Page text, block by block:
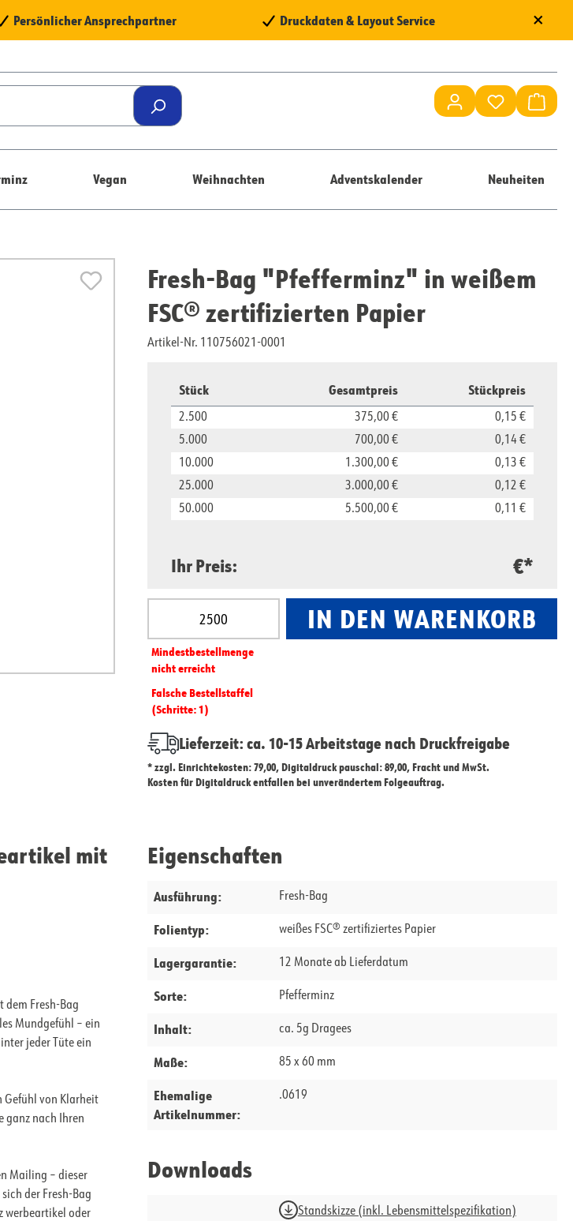
Persönlicher Ansprechpartner Druckdaten & Layout Service ×
Du hast 0
Vegan Weihnachten Adventskalender Neuheiten
Fresh-Bag "Pfefferminz" in weißem
FSC® zertifizierten Papier
Artikel-Nr. 110756021-0001
Stück Gesamtpreis Stückpreis
2.500 375,00 €
0,15 €
5.000
700,00 €
0,14 €
10.000
1.300,00 €
0,13 €
25.000
3.000,00 €
0,12 €
50.000
5.500,00 € 0,11 €
Ihr Preis: €*
Produkt Anzahl: Gib den gewünschten Wert ein oder
Mindest­­bestell­­menge
nicht erreicht
Falsche Bestellstaffel
(Schritte: 1)
IN DEN WARENKORB
Lieferzeit: ca. 10-15 Arbeitstage nach Druckfreigabe
* zzgl. Einrichtekosten: 79,00, Digitaldruck pauschal: 89,00, Fracht und MwSt.
Kosten für Digitaldruck entfallen bei unverändertem Folgeauftrag.
mit
Fresh-Bag
Mundgefühl – ein
jeder Tüte ein
Gefühl von Klarheit
ganz nach Ihren
Mailing – dieser
der Fresh-Bag
werbeartikel oder
Eigenschaften
Ausführung: Fresh-Bag
Folientyp: weißes FSC® zertifiziertes Papier
Lagergarantie: 12 Monate ab Lieferdatum
Sorte: Pfefferminz
Inhalt: ca. 5g Dragees
Maße: 85 x 60 mm
Ehemalige
Artikelnummer:
.0619
Downloads
Standskizze (inkl. Lebensmittelspezifikation)